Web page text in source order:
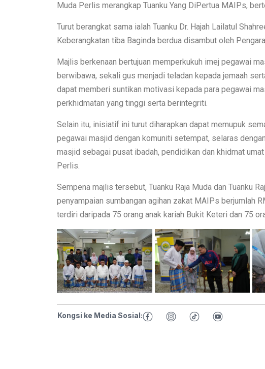
Muda Perlis merangkap Tuanku Yang DiPertua MAIPs,
Turut berangkat sama ialah Tuanku Dr. Hajah Lailatul
Keberangkatan tiba Baginda berdua disambut oleh
Majlis berkenaan bertujuan memperkukuh imej pegawai
berwibawa, sekali gus menjadi teladan kepada jemaah
dapat memberi suntikan motivasi kepada para pegawai
perkhidmatan yang tinggi serta berintegriti.
Selain itu, inisiatif ini turut diharapkan dapat memupuk
pegawai masjid dengan komuniti setempat, selaras
masjid sebagai pusat ibadah, pendidikan dan khidmat
Perlis.
Sempena majlis tersebut, Tuanku Raja Muda dan Tuanku
penyampaian sumbangan agihan zakat MAIPs berjumlah
terdiri daripada 75 orang anak kariah Bukit Keteri dan 75
Kongsi ke Media Sosial: